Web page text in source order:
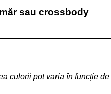
sau crossbody
culorii pot varia în funcție